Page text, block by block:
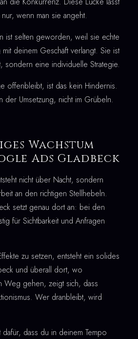
wenn man sie angeht.
ist selten geworden, weil sie echte
deinem Geschäft verlangt. Sie ist
sondern eine individuelle Strategie.
offenbleibt, ist das kein Hindernis.
der Umsetzung, nicht im Grübeln.
Wachstum
Ads Gladbeck
nicht über Nacht, sondern
an den richtigen Stellhebeln.
setzt genau dort an: bei den
für Sichtbarkeit und Anfragen
zu setzen, entsteht ein solides
und überall dort, wo
Weg gehen, zeigt sich, dass
Wer dranbleibt, wird
dass du in deinem Tempo